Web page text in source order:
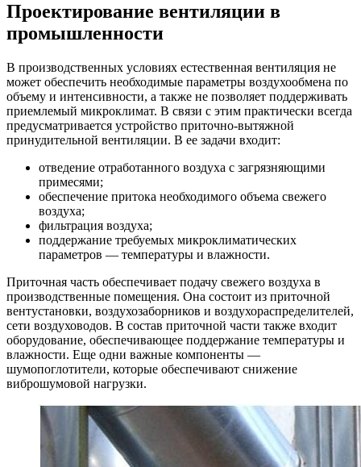
Проектирование вентиляции в
промышленности
В производственных условиях естественная вентиляция не
может обеспечить необходимые параметры воздухообмена по
объему и интенсивности, а также не позволяет поддерживать
приемлемый микроклимат. В связи с этим практически всегда
предусматривается устройство приточно-вытяжной
принудительной вентиляции. В ее задачи входит:
отведение отработанного воздуха с загрязняющими
примесями;
обеспечение притока необходимого объема свежего
воздуха;
фильтрация воздуха;
поддержание требуемых микроклиматических
параметров — температуры и влажности.
Приточная часть обеспечивает подачу свежего воздуха в
производственные помещения. Она состоит из приточной
вентустановки, воздухозаборников и воздухораспределителей,
сети воздуховодов. В состав приточной части также входит
оборудование, обеспечивающее поддержание температуры и
влажности. Еще одни важные компоненты —
шумопоглотители, которые обеспечивают снижение
виброшумовой нагрузки.